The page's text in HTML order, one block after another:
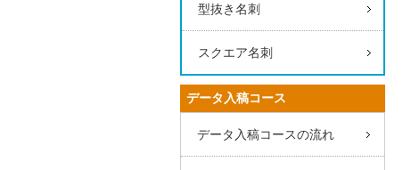
型抜き名刺
スクエア名刺
データ入稿コース
データ入稿コースの流れ